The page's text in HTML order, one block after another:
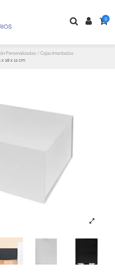
0
Personalizadas
Cajas Imantadas
18 x 11 cm